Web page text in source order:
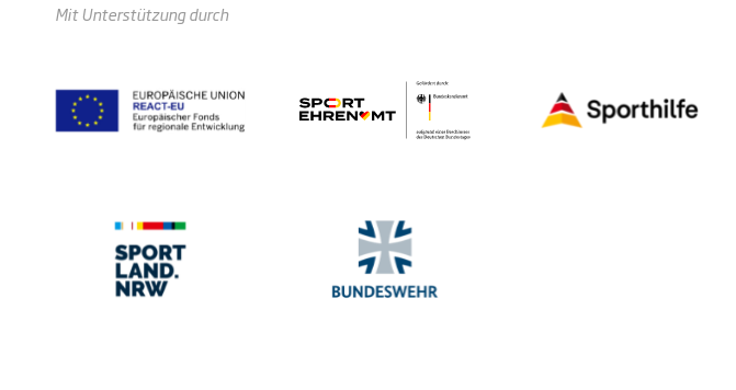
Mit Unterstützung durch